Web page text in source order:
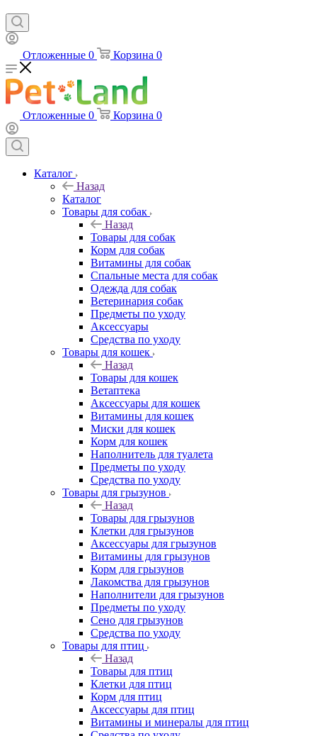
Отложенные 0 Корзина 0
Отложенные 0 Корзина 0
Каталог
Назад
Каталог
Товары для собак
Назад
Товары для собак
Корм для собак
Витамины для собак
Спальные места для собак
Одежда для собак
Ветеринария собак
Предметы по уходу
Аксессуары
Средства по уходу
Товары для кошек
Назад
Товары для кошек
Ветаптека
Аксессуары для кошек
Витамины для кошек
Миски для кошек
Корм для кошек
Наполнитель для туалета
Предметы по уходу
Средства по уходу
Товары для грызунов
Назад
Товары для грызунов
Клетки для грызунов
Аксессуары для грызунов
Витамины для грызунов
Корм для грызунов
Лакомства для грызунов
Наполнители для грызунов
Предметы по уходу
Сено для грызунов
Средства по уходу
Товары для птиц
Назад
Товары для птиц
Клетки для птиц
Корм для птиц
Аксессуары для птиц
Витамины и минералы для птиц